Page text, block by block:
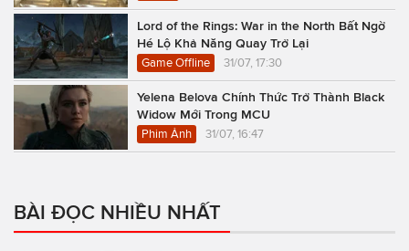
Lord of the Rings: War in the North Bất Ngờ
Hé Lộ Khả Năng Quay Trở Lại
Game Offline 31/07, 17:30
Yelena Belova Chính Thức Trở Thành Black
Widow Mới Trong MCU
Phim Ảnh 31/07, 16:47
BÀI ĐỌC NHIỀU NHẤT